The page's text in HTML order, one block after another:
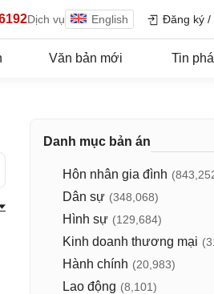
Dịch vụ English Đăng ký /
Văn bản mới Tin
Danh mục bản án
Hôn nhân gia đình
Dân sự (348,068)
Hình sự (129,684)
Kinh doanh thương mại
Hành chính (20,983)
Lao động (8,101)